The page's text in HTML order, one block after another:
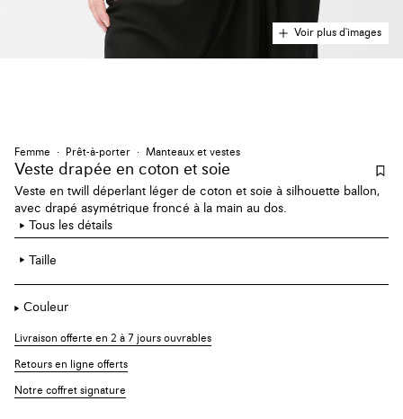
Voir plus d'images
Femme Prêt-à-porter Manteaux et vestes
Veste drapée en coton et soie
Veste en twill déperlant léger de coton et soie à silhouette ballon,
avec drapé asymétrique froncé à la main au dos.
Tous les détails
Taille
Couleur
Livraison offerte en 2 à 7 jours ouvrables
Retours en ligne offerts
Notre coffret signature